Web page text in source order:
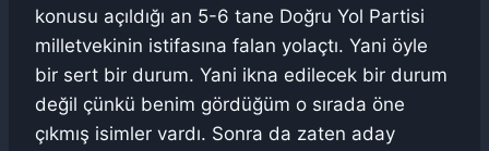
konusu açıldığı an 5-6 tane Doğru Yol Partisi
milletvekinin istifasına falan yolaçtı. Yani öyle
bir sert bir durum. Yani ikna edilecek bir durum
değil çünkü benim gördüğüm o sırada öne
çıkmış isimler vardı. Sonra da zaten aday